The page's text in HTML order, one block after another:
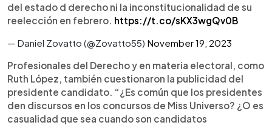
del estado d derecho ni la inconstitucionalidad de su
reelección en febrero. https://t.co/sKX3wgQv0B
— Daniel Zovatto (@Zovatto55) November 19, 2023
Profesionales del Derecho y en materia electoral, como
Ruth López, también cuestionaron la publicidad del
presidente candidato. “¿Es común que los presidentes
den discursos en los concursos de Miss Universo? ¿O es
casualidad que sea cuando son candidatos